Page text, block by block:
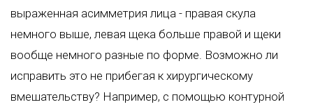
выраженная асимметрия лица - правая скула
немного выше, левая щека больше правой и щеки
вообще немного разные по форме. Возможно ли
исправить это не прибегая к хирургическому
вмешательству? Например, с помощью контурной